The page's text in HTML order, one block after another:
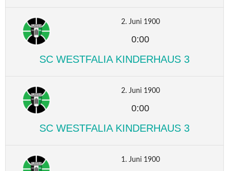
2. Juni 1900
0:00
SC WESTFALIA KINDERHAUS 3
2. Juni 1900
0:00
SC WESTFALIA KINDERHAUS 3
1. Juni 1900